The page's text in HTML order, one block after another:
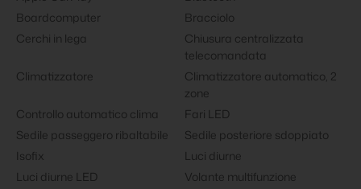
Boardcomputer
Bracciolo
Cerchi in lega
Chiusura centralizzata
telecomandata
Climatizzatore
Climatizzatore automatico, 2
zone
Controllo automatico clima
Fari LED
Sedile passeggero ribaltabile
Sedile posteriore sdoppiato
Isofix
Luci diurne
Luci diurne LED
Volante multifunzione